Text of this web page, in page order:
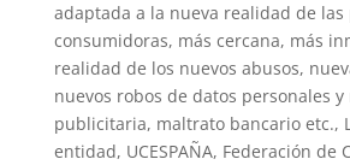
adaptada a la nueva realidad de las
consumidoras, más cercana, más
realidad de los nuevos abusos,
nuevos robos de datos personales
publicitaria, maltrato bancario etc.,
entidad, UCESPAÑA, Federación de